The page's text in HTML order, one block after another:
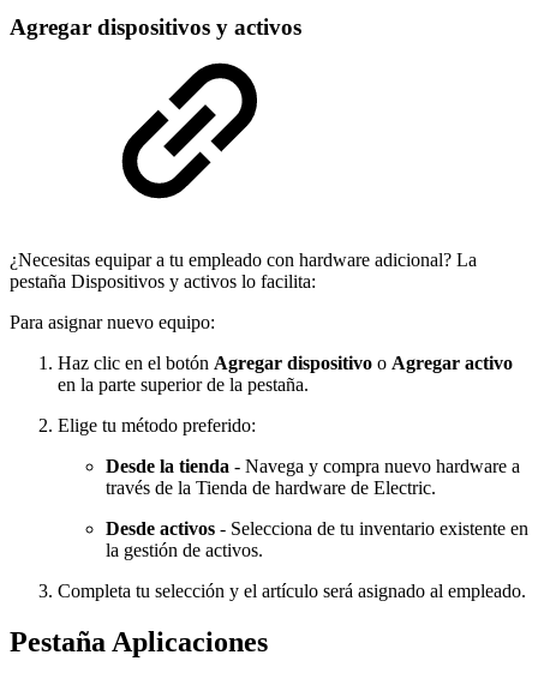
Agregar dispositivos y activos
¿Necesitas equipar a tu empleado con hardware adicional? La
pestaña Dispositivos y activos lo facilita:
Para asignar nuevo equipo:
Haz clic en el botón Agregar dispositivo o Agregar activo
en la parte superior de la pestaña.
Elige tu método preferido:
Desde la tienda - Navega y compra nuevo hardware a
través de la Tienda de hardware de Electric.
Desde activos - Selecciona de tu inventario existente en
la gestión de activos.
Completa tu selección y el artículo será asignado al empleado.
Pestaña Aplicaciones